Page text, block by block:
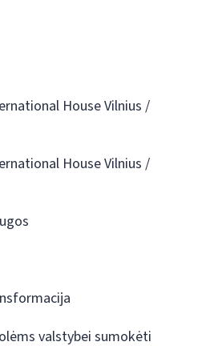
House Vilnius /
House Vilnius /
valstybei sumokėti